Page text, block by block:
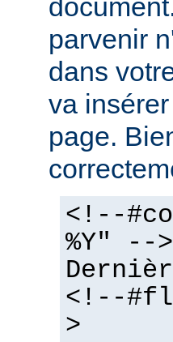
parvenir
dans
va
page.
<!--
%Y" -->
<!--
>